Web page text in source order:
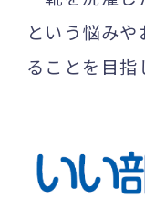
という悩み
ることを目指